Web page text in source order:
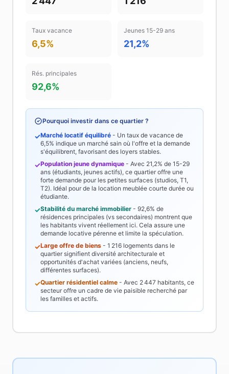
Taux vacance
6,5%
Jeunes 15-29 ans
21,2%
Rés. principales
92,6%
Pourquoi investir dans ce quartier ?
✓Marché locatif équilibré - Un taux de vacance de
6,5% indique un marché sain où l'offre et la demande
s'équilibrent, favorisant des loyers stables.
✓Population jeune dynamique - Avec 21,2% de 15-29
ans (étudiants, jeunes actifs), ce quartier offre une
forte demande pour les petites surfaces (studios, T1,
T2). Idéal pour de la location meublée courte durée ou
étudiante.
✓Stabilité du marché immobilier - 92,6% de
résidences principales (vs secondaires) montrent que
les habitants vivent réellement ici. Cela assure une
demande locative pérenne et limite la spéculation.
✓Large offre de biens - 1 216 logements dans le
quartier signifient diversité architecturale et
opportunités d'achat variées (anciens, neufs,
différentes surfaces).
✓Quartier résidentiel calme - Avec 2 447 habitants, ce
secteur offre un cadre de vie paisible recherché par
les familles et actifs.